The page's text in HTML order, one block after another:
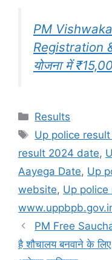
PM
Registration &
योजना में
Categories
Results
Tags
Up police
result 2024 date,
Aayega Date, Up
website, Up
PM Free
है शौचालय बनवाने के